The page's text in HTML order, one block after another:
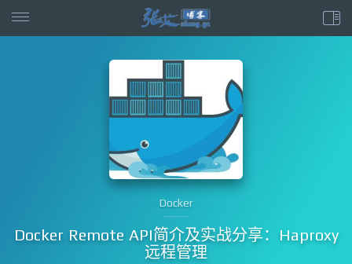
Docker
Docker Remote API简介及实战分享：Haproxy
远程管理